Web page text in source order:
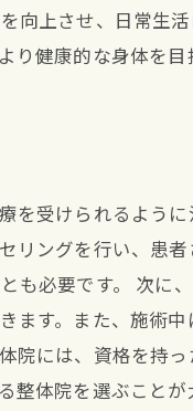
向上させ、日常生
健康的な身体を目
を受けられるよう
リングを行い、患
も必要です。 次に
ます。また、施術
院には、資格を持
整体院を選ぶこと